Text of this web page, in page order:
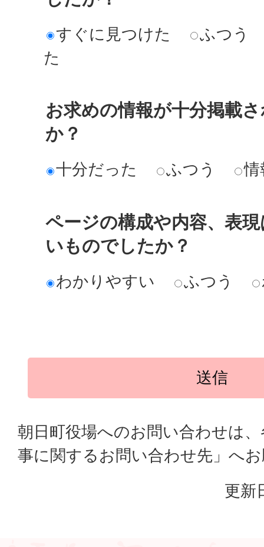
すぐに見つけた
ふつう
た
お求めの情報が十分掲載
か？
十分だった ふつう 情
ページの構成や内容、表
いものでしたか？
わかりやすい ふつう
朝日町役場へのお問い合わせは
事に関するお問い合わせ先」へ
更新